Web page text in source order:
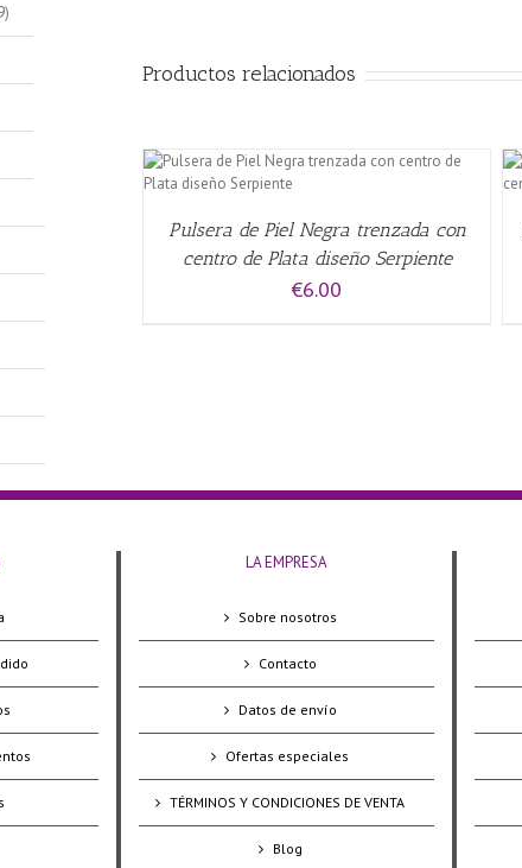
Productos relacionados
QUICK VIEW
Pulsera de Piel Negra trenzada con
centro de Plata diseño Serpiente
€6.00
AÑADIR AL CARRITO
LA EMPRESA
Sobre nosotros
Contacto
Datos de envío
Ofertas especiales
TÉRMINOS Y CONDICIONES DE VENTA
Blog